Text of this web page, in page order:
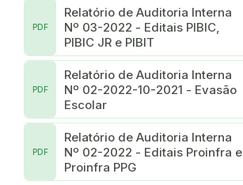
Relatório de Auditoria Interna
Nº 03-2022 - Editais PIBIC,
PIBIC JR e PIBIT
PDF
Relatório de Auditoria Interna
Nº 02-2022-10-2021 - Evasão
Escolar
PDF
Relatório de Auditoria Interna
Nº 02-2022 - Editais Proinfra e
Proinfra PPG
PDF